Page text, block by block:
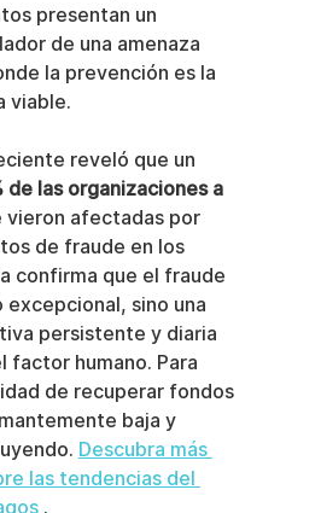
presentan un
de una amenaza
la prevención es la
viable.
reveló que un
de las organizaciones a
vieron afectadas por
de fraude en los
confirma que el fraude
excepcional, sino una
persistente y diaria
factor humano. Para
de recuperar fondos
baja y
Descubra más
las tendencias del
.